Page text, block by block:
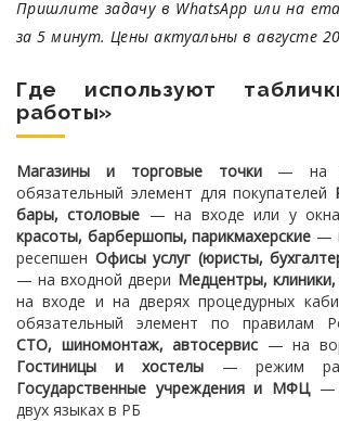
Пришлите задачу в WhatsApp или на
за 5 минут. Цены актуальны в августе
Где используют
работы»
Магазины и торговые точки— на
обязательный элемент для покупателей
бары, столовые — на входе или у
красоты, барбершопы, парикмахерские —
ресепшен Офисы услуг (юристы,
— на входной двери Медцентры,
на входе и на дверях процедурных
обязательный элемент по правилам
СТО, шиномонтаж, автосервис — на
Гостиницы и хостелы— режим
Государственные учреждения и МФЦ—
двух языках в РБ